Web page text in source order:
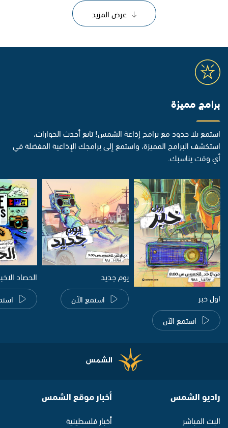
عرض المزيد
برامج مميزة
استمع بلا حدود مع برامج إذاعة الشمس! تابع أحدث الحوارات،
استكشف البرامج المميزة، واستمع إلى برامجك الإذاعية المفضلة في
أي وقت يناسبك.
اول خبر
استمع الآن
يوم جديد
استمع الآن
الحصاد
راديو الشمس
البث المباشر
أخبار موقع الشمس
أخبار فلسطينية